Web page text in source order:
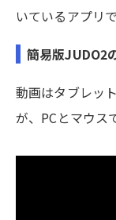
いているアプリで
簡易版JUDO2
動画はタブレッ
が、PCとマウス